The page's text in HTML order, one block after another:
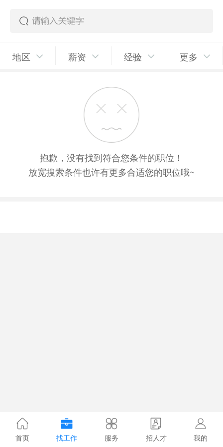
地区 薪资 经验 更多
抱歉，没有找到符合您条件的职位！
放宽搜索条件也许有更多合适您的职位哦~
首页 找工作 服务 招人才 我的